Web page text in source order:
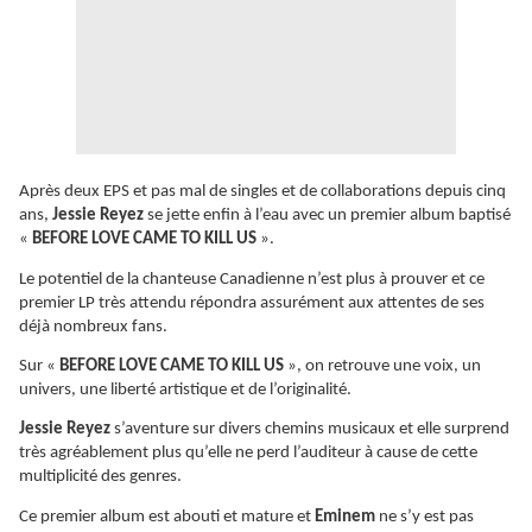
Après deux EPS et pas mal de singles et de collaborations depuis cinq
ans, Jessie Reyez se jette enfin à l’eau avec un premier album baptisé
« BEFORE LOVE CAME TO KILL US ».
Le potentiel de la chanteuse Canadienne n’est plus à prouver et ce
premier LP très attendu répondra assurément aux attentes de ses
déjà nombreux fans.
Sur « BEFORE LOVE CAME TO KILL US », on retrouve une voix, un
univers, une liberté artistique et de l’originalité.
Jessie Reyez s’aventure sur divers chemins musicaux et elle surprend
très agréablement plus qu’elle ne perd l’auditeur à cause de cette
multiplicité des genres.
Ce premier album est abouti et mature et Eminem ne s’y est pas